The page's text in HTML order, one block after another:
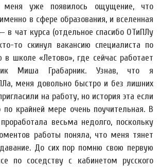
уже появилось ощущение, что
в сфере образования, и вселенная
чат курса (отдельное спасибо ОТиПЛу
то скинул вакансию специалиста по
в школе «Летово», где сейчас работает
Миша Грабарник. Узнав, что я
меня довольно быстро и без лишних
на работу, но история эта если
по крайней мере очень поучительная. В
весьма недолго, поскольку
работы поняла, что меня тянет
До сих пор помню свою первую
по соседству с кабинетом русского